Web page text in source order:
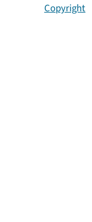
Copyright